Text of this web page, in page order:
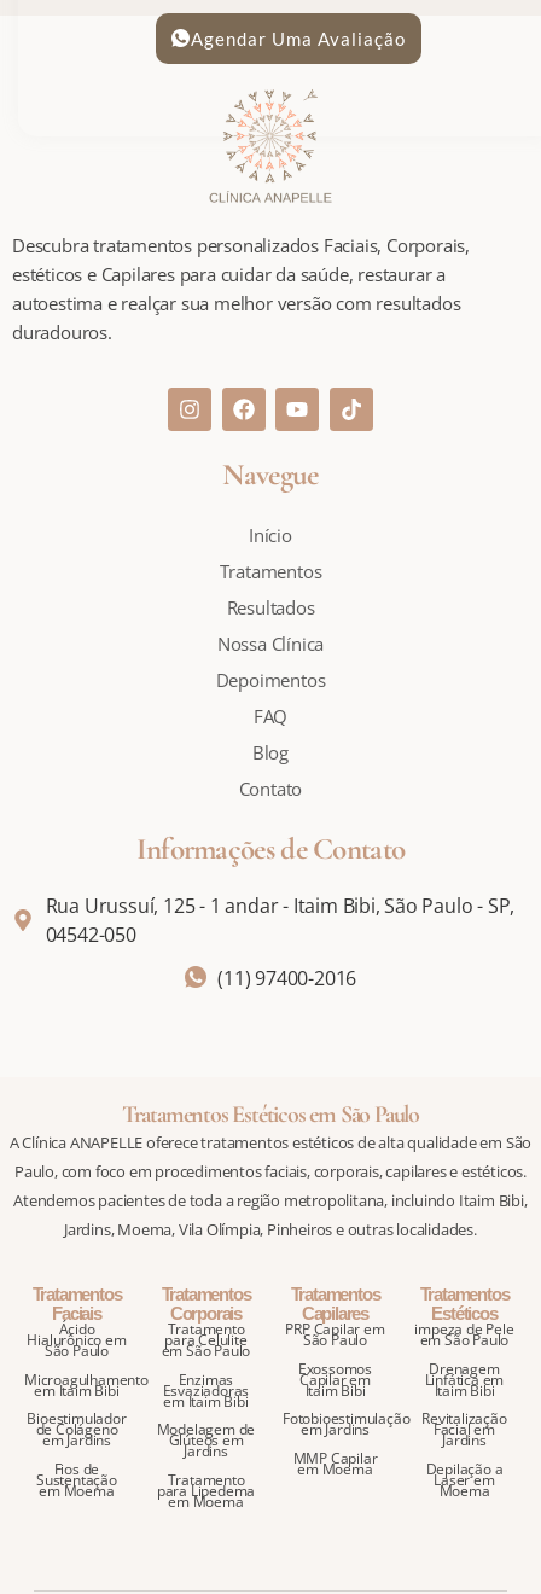
Agendar Uma Avaliação
Descubra tratamentos personalizados Faciais, Corporais,
estéticos e Capilares para cuidar da saúde, restaurar a
autoestima e realçar sua melhor versão com resultados
duradouros.
Navegue
Início
Tratamentos
Resultados
Nossa Clínica
Depoimentos
FAQ
Blog
Contato
Informações de Contato
Rua Urussuí, 125 - 1 andar - Itaim Bibi, São Paulo - SP,
04542-050
(11) 97400-2016
Tratamentos Estéticos em São Paulo
A Clínica ANAPELLE oferece tratamentos estéticos de alta qualidade em São
Paulo, com foco em procedimentos faciais, corporais, capilares e estéticos.
Atendemos pacientes de toda a região metropolitana, incluindo Itaim Bibi,
Jardins, Moema, Vila Olímpia, Pinheiros e outras localidades.
Tratamentos
Faciais
Ácido
Hialurônico em
São Paulo
Microagulhamento
em Itaim Bibi
Bioestimulador
de Colágeno
em Jardins
Fios de
Sustentação
em Moema
Tratamentos
Corporais
Tratamento
para Celulite
em São Paulo
Enzimas
Esvaziadoras
em Itaim Bibi
Modelagem de
Glúteos em
Jardins
Tratamento
para Lipedema
em Moema
Tratamentos
Capilares
PRP Capilar em
São Paulo
Exossomos
Capilar em
Itaim Bibi
Fotobioestimulação
em Jardins
MMP Capilar
em Moema
Tratamentos
Estéticos
impeza de Pele
em São Paulo
Drenagem
Linfática em
Itaim Bibi
Revitalização
Facial em
Jardins
Depilação a
Laser em
Moema